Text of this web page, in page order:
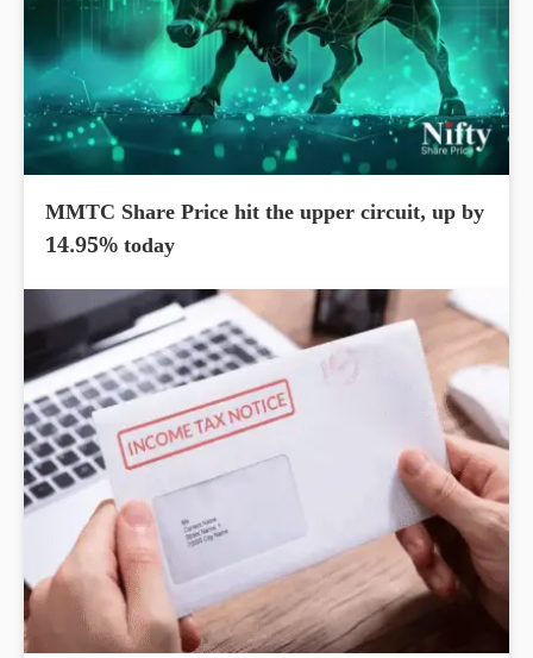
MMTC Share Price hit the upper circuit, up by
14.95% today